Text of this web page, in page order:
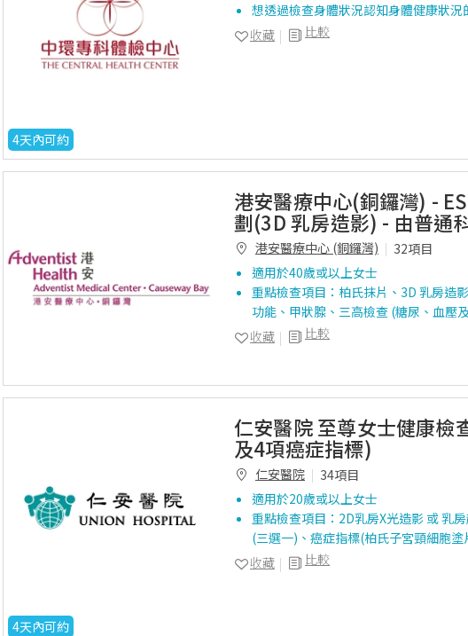
4天內可約
想透過檢查身體狀況認知身體健康狀況
比較
收藏
港安醫療中心(銅鑼灣) -
劃(3D 乳房造影) - 由普通
港安醫療中心 (銅鑼灣)
32項目
適用於40歲或以上女士
重點檢查項目：柏氏抹片、3D 乳房造
功能、甲狀腺、三高檢查 (糖尿、血壓
比較
收藏
4天內可約
仁安醫院 至尊女士健康檢
及4項癌症指標)
仁安醫院
34項目
適用於20歲或以上女士
重點檢查項目：2D乳房X光造影 或 乳
(三選一)、癌症指標(柏氏子宮頸細胞
比較
收藏